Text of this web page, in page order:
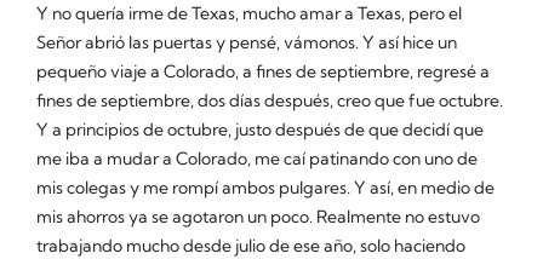
Y no quería irme de Texas, mucho amar a Texas, pero el
Señor abrió las puertas y pensé, vámonos. Y así hice un
pequeño viaje a Colorado, a fines de septiembre, regresé a
fines de septiembre, dos días después, creo que fue octubre.
Y a principios de octubre, justo después de que decidí que
me iba a mudar a Colorado, me caí patinando con uno de
mis colegas y me rompí ambos pulgares. Y así, en medio de
mis ahorros ya se agotaron un poco. Realmente no estuvo
trabajando mucho desde julio de ese año, solo haciendo